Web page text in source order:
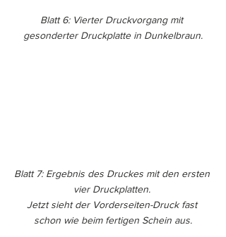
Blatt 6: Vierter Druckvorgang mit
gesonderter Druckplatte in Dunkelbraun.
Blatt 7: Ergebnis des Druckes mit den ersten
vier Druckplatten.
Jetzt sieht der Vorderseiten-Druck fast
schon wie beim fertigen Schein aus.